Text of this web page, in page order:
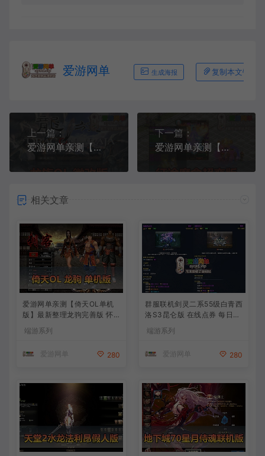
爱游网单 生成海报 复制本文链接
上一篇：
爱游网单亲测【龙族ol单机版】最新整理典藏版微改怀旧虚拟机一键端视频安装教学GM后台
下一篇：
爱游网单亲测【征途单机版】最新整理魔盒超变带内辅GM命令工具可刷物品道具虚拟机一键端视频安装教学
相关文章
爱游网单亲测【倚天OL单机
版】最新整理龙驹完善版 怀
发物品装备 虚拟机一键端 视
端游系列
爱游网单 280
群服联机剑灵二系55级白青西
洛S3昆仑版 在线点券 每日礼
端游系列
爱游网单 280